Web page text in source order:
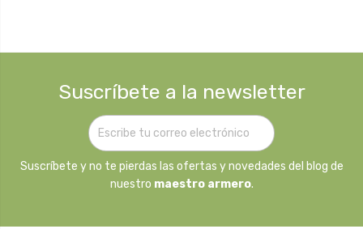
Suscríbete a la newsletter
Suscríbete y no te pierdas las ofertas y novedades del blog de
nuestro maestro armero.